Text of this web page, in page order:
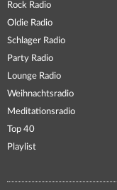
Rock Radio
Oldie Radio
Schlager Radio
Party Radio
Lounge Radio
Weihnachtsradio
Meditationsradio
Top 40
Playlist